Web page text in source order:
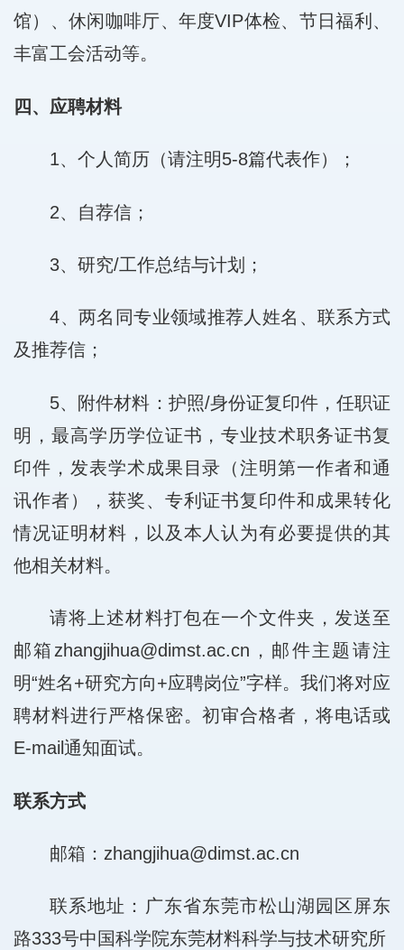
馆）、休闲咖啡厅、年度VIP体检、节日福利、
丰富工会活动等。
四、应聘材料
1、个人简历（请注明5-8篇代表作）；
2、自荐信；
3、研究/工作总结与计划；
4、两名同专业领域推荐人姓名、联系方式
及推荐信；
5、附件材料：护照/身份证复印件，任职证
明，最高学历学位证书，专业技术职务证书复
印件，发表学术成果目录（注明第一作者和通
讯作者），获奖、专利证书复印件和成果转化
情况证明材料，以及本人认为有必要提供的其
他相关材料。
请将上述材料打包在一个文件夹，发送至
邮箱zhangjihua@dimst.ac.cn，邮件主题请注
明“姓名+研究方向+应聘岗位”字样。我们将对应
聘材料进行严格保密。初审合格者，将电话或
E-mail通知面试。
联系方式
邮箱：zhangjihua@dimst.ac.cn
联系地址：广东省东莞市松山湖园区屏东
路333号中国科学院东莞材料科学与技术研究所